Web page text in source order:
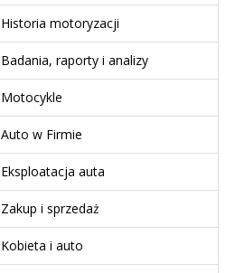
Historia motoryzacji
Badania, raporty i analizy
Motocykle
Auto w Firmie
Eksploatacja auta
Zakup i sprzedaż
Kobieta i auto